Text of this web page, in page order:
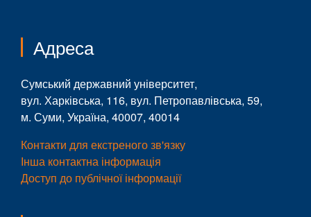
Адреса
Сумський державний університет,
вул. Харківська, 116, вул. Петропавлівська, 59,
м. Суми, Україна, 40007, 40014
Контакти для екстреного зв'язку
Інша контактна інформація
Доступ до публічної інформації